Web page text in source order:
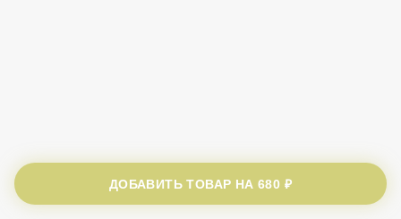
ДОБАВИТЬ ТОВАР НА680 ₽